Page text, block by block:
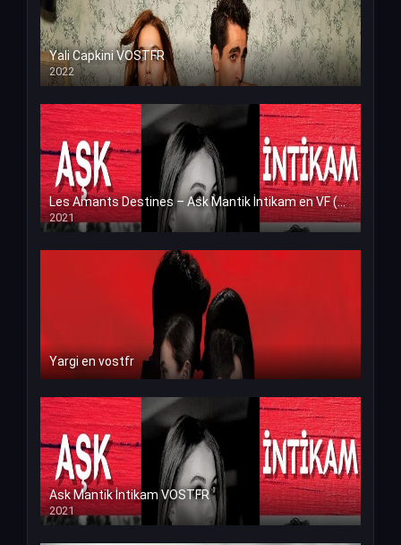
Yali Capkini VOSTFR
2022
Les Amants Destines – Ask Mantik İntikam en VF (Voix Francaise)
2021
Yargi en vostfr
Ask Mantik İntikam VOSTFR
2021